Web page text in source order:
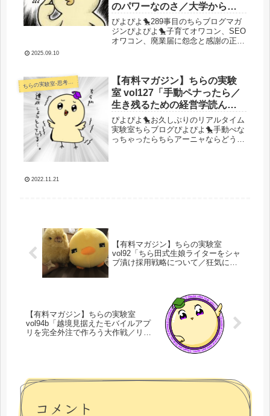
のパワーなのさ／大学からの
連絡／新規事業の作り方と狩
猟農耕」
ぴよぴよ🐤289事目のちらブログマガ
ジンぴよぴよ🐤子育てオワコン、SEO
オワコン、廃業届に怨念と感謝の正拳
りの話やAIモード導入でいよいよ本...
2025.09.10
ちらの実験室-思考・失敗談・リアルタイム実況等を発信します-
【有料マガジン】ちらの実験
室 vol127「手動ペナったら／
生き残るための経営学読んで
たお」
ぴよぴよ🐤お久しぶりのリアルタイム
実験室ちらブログぴよぴよ🐤手動ぺな
っちゃったらちらアーニャならどうす
2022.11.21
【有料マガジン】ちらの実験室
vol92「ちら田式生娘ライターをシャ
ブ漬け採用戦略について／狂気に満
【有料マガジン】ちらの実験室
vol94b「越境見据えたモバイルアプ
リを完全外注で作ろう大作戦／リピ
コメント